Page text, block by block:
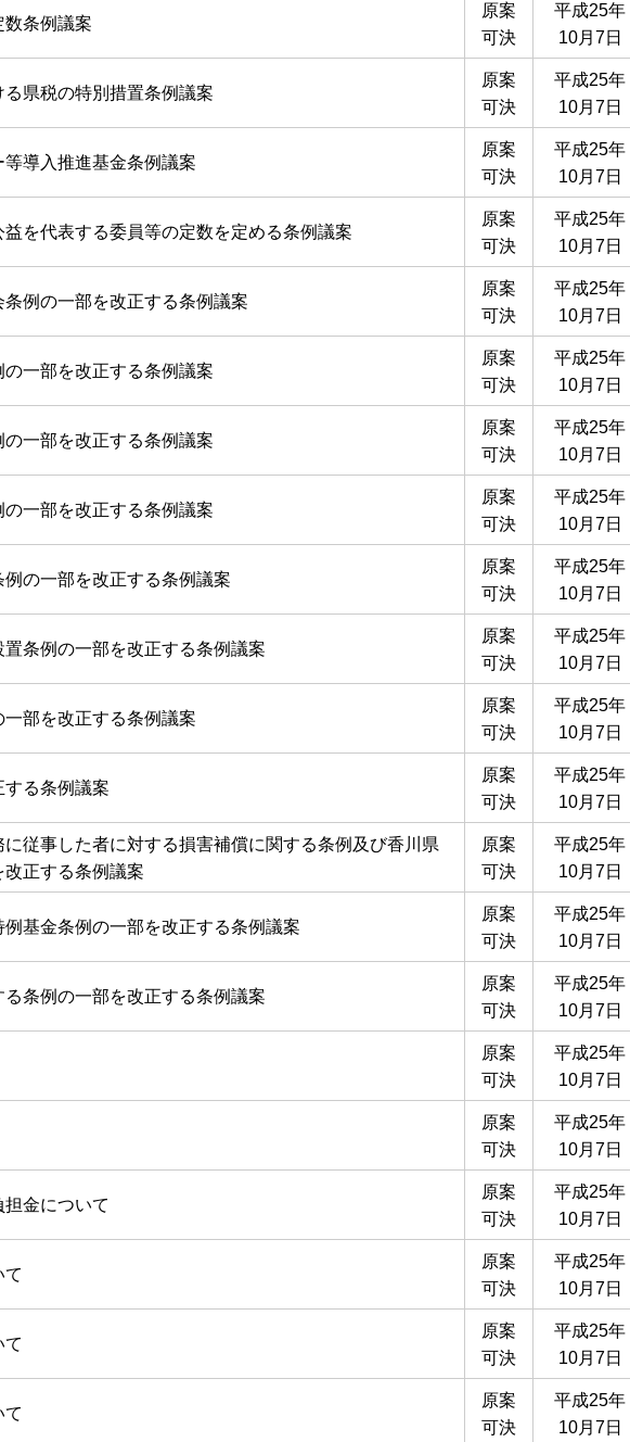
条例議案
原案
可決
平成25年
10月7日
県税の特別措置条例議案
原案
可決
平成25年
10月7日
導入推進基金条例議案
原案
可決
平成25年
10月7日
を代表する委員等の定数を定める条例議案
原案
可決
平成25年
10月7日
例の一部を改正する条例議案
原案
可決
平成25年
10月7日
一部を改正する条例議案
原案
可決
平成25年
10月7日
一部を改正する条例議案
原案
可決
平成25年
10月7日
一部を改正する条例議案
原案
可決
平成25年
10月7日
の一部を改正する条例議案
原案
可決
平成25年
10月7日
条例の一部を改正する条例議案
原案
可決
平成25年
10月7日
部を改正する条例議案
原案
可決
平成25年
10月7日
る条例議案
原案
可決
平成25年
10月7日
従事した者に対する損害補償に関する条例及び香川県
正する条例議案
原案
可決
平成25年
10月7日
基金条例の一部を改正する条例議案
原案
可決
平成25年
10月7日
条例の一部を改正する条例議案
原案
可決
平成25年
10月7日
原案
可決
平成25年
10月7日
原案
可決
平成25年
10月7日
金について
原案
可決
平成25年
10月7日
て
原案
可決
平成25年
10月7日
て
原案
可決
平成25年
10月7日
て
原案
可決
平成25年
10月7日